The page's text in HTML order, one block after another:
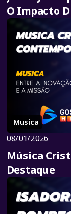
O Impacto
Musica
08/01/2026
Música
Destaque